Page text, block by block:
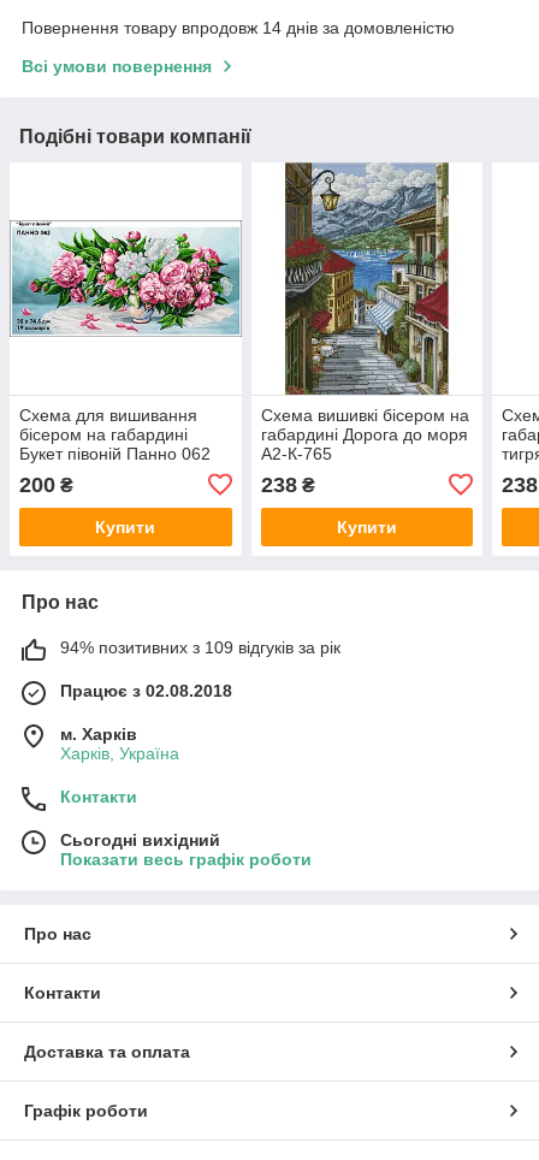
Повернення товару впродовж 14 днів за домовленістю
Всі умови повернення
Подібні товари компанії
Схема для вишивання
бісером на габардині
Букет півоній Панно 062
200 ₴
Купити
Схема вишивкі бісером на
габардині Дорога до моря
А2-К-765
238₴
Купити
238
Про нас
94% позитивних з 109 відгуків за рік
Працює з 02.08.2018
м. Харків
Харків, Україна
Контакти
Сьогодні вихідний
Показати весь графік роботи
Про нас
Контакти
Доставка та оплата
Графік роботи